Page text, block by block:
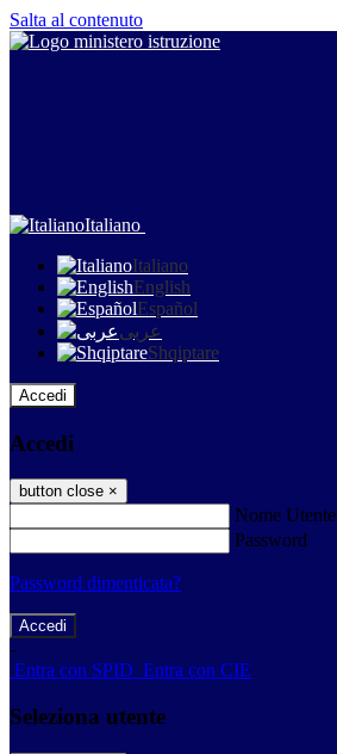
Salta al contenuto
Italiano
Italiano
English
Español
عربى
Shqiptare
Accedi
Accedi
button close ×
Nome Utente
Password
Password dimenticata?
-
Entra con SPID Entra con CIE
Seleziona utente